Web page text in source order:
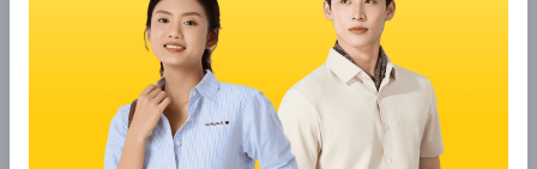
Quần Shorts Nam Cạp Chun Túi Hộp